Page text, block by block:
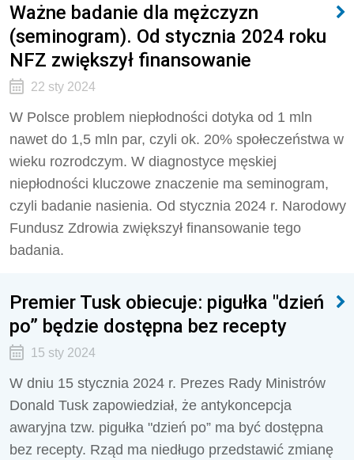
Ważne badanie dla mężczyzn
(seminogram). Od stycznia 2024 roku
NFZ zwiększył finansowanie
22 sty 2024
W Polsce problem niepłodności dotyka od 1 mln
nawet do 1,5 mln par, czyli ok. 20% społeczeństwa w
wieku rozrodczym. W diagnostyce męskiej
niepłodności kluczowe znaczenie ma seminogram,
czyli badanie nasienia. Od stycznia 2024 r. Narodowy
Fundusz Zdrowia zwiększył finansowanie tego
badania.
Premier Tusk obiecuje: pigułka "dzień
po” będzie dostępna bez recepty
15 sty 2024
W dniu 15 stycznia 2024 r. Prezes Rady Ministrów
Donald Tusk zapowiedział, że antykoncepcja
awaryjna tzw. pigułka "dzień po” ma być dostępna
bez recepty. Rząd ma niedługo przedstawić zmianę